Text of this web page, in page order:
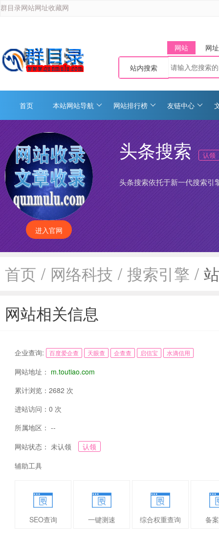
群目录网站网址收藏网
网站 网址
站内搜索
首页 本站网站导航 网站排行榜 友链中心
进入官网
头条搜索 认领
头条搜索依托于新一代搜索引
首页 / 网络科技 / 搜索引擎 /
网站相关信息
企业查询: 百度爱企查 天眼查 企查查 启信宝 水滴信用
网站地址： m.toutiao.com
累计浏览：2682 次
进站访问：0 次
所属地区： --
网站状态： 未认领
认领
辅助工具
SEO查询 一键测速 综合权重查询 备